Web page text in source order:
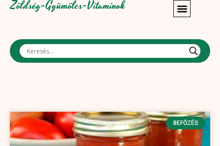
Zöldség-Gyümölcs-Vitaminok
BEFŐZÉS